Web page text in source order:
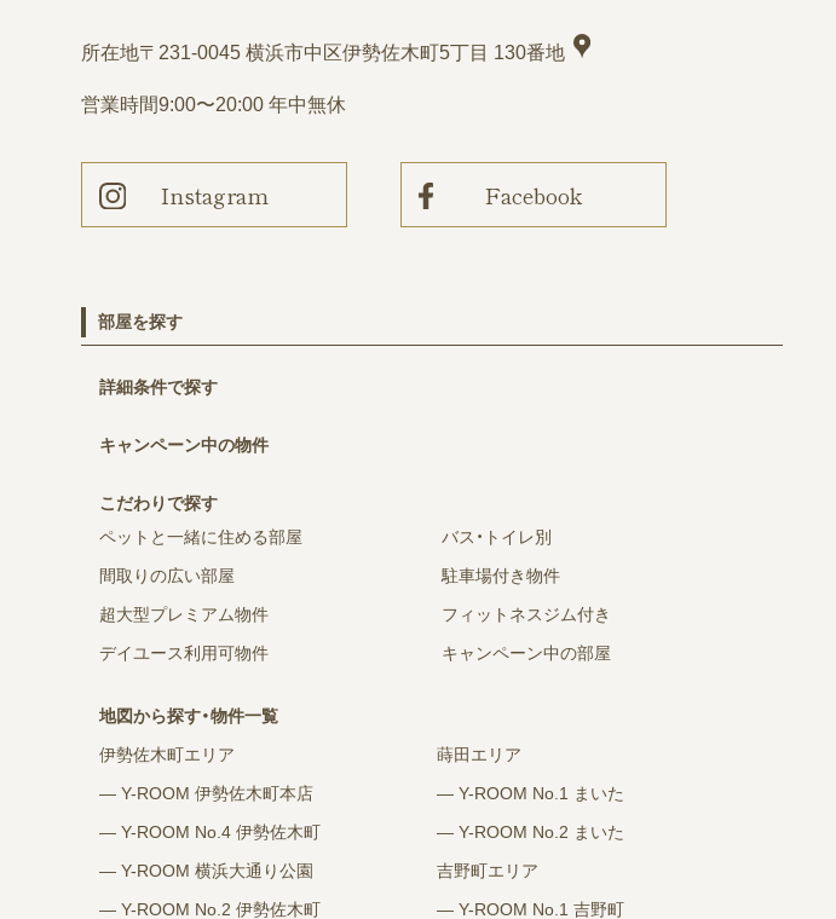
所在地〒231-0045 横浜市中区伊勢佐木町5丁目 130番地
営業時間9:00〜20:00 年中無休
Instagram Facebook
部屋を探す
詳細条件で探す
キャンペーン中の物件
こだわりで探す
ペットと一緒に住める部屋
バス・トイレ別
間取りの広い部屋
駐車場付き物件
超大型プレミアム物件
フィットネスジム付き
デイユース利用可物件
キャンペーン中の部屋
地図から探す・物件一覧
伊勢佐木町エリア
― Y-ROOM 伊勢佐木町本店
― Y-ROOM No.4 伊勢佐木町
― Y-ROOM 横浜大通り公園
― Y-ROOM No.2 伊勢佐木町
蒔田エリア
― Y-ROOM No.1 まいた
― Y-ROOM No.2 まいた
吉野町エリア
― Y-ROOM No.1 吉野町